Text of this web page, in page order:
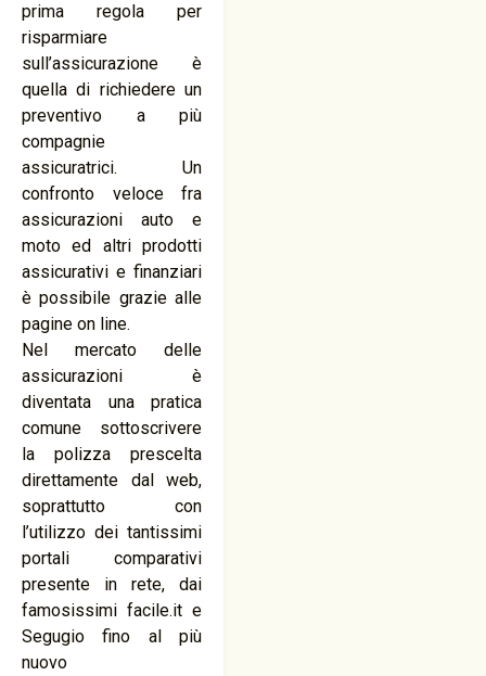
prima regola per
risparmiare
sull’assicurazione è
quella di richiedere un
preventivo a più
compagnie
assicuratrici. Un
confronto veloce fra
assicurazioni auto e
moto ed altri prodotti
assicurativi e finanziari
è possibile grazie alle
pagine on line.
Nel mercato delle
assicurazioni è
diventata una pratica
comune sottoscrivere
la polizza prescelta
direttamente dal web,
soprattutto con
l’utilizzo dei tantissimi
portali comparativi
presente in rete, dai
famosissimi facile.it e
Segugio fino al più
nuovo